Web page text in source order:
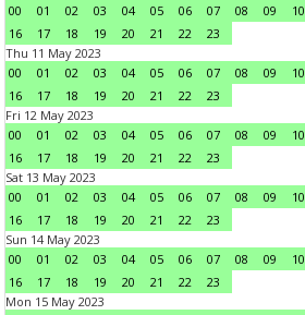
00
01 02 03 04 05 06 07 08 09 10
16
17 18 19 20 21 22
23
Thu 11 May 2023
00
01 02 03 04 05 06 07 08 09 10
16
17 18 19 20 21 22
23
Fri 12 May 2023
00
01 02 03 04 05 06 07 08 09 10
16
17 18 19 20 21 22
23
Sat 13 May 2023
00
01 02 03 04 05 06 07 08 09 10
16
17 18 19 20 21 22
23
Sun 14 May 2023
00
01 02 03 04 05 06 07 08 09 10
16
17 18 19 20 21 22
23
Mon 15 May 2023